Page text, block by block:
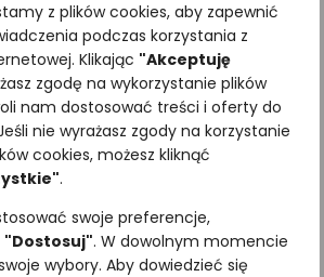
z plików cookies, aby zapewnić
podczas korzystania z
Klikając "Akceptuję
zgodę na wykorzystanie plików
nam dostosować treści i oferty do
nie wyrażasz zgody na korzystanie
cookies, możesz kliknąć
.
swoje preferencje,
"Dostosuj". W dowolnym momencie
wybory. Aby dowiedzieć się
Najniższa cena z ostatnich 30
dni:65,00zł
SKU: